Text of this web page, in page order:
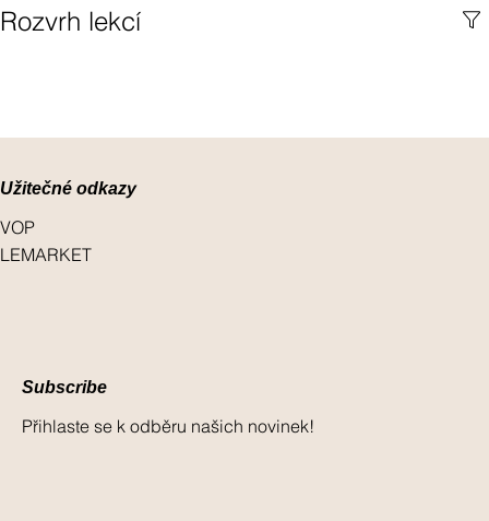
Rozvrh lekcí
Užitečné odkazy
VOP
LEMARKET
Subscribe
Přihlaste se k odběru našich novinek!